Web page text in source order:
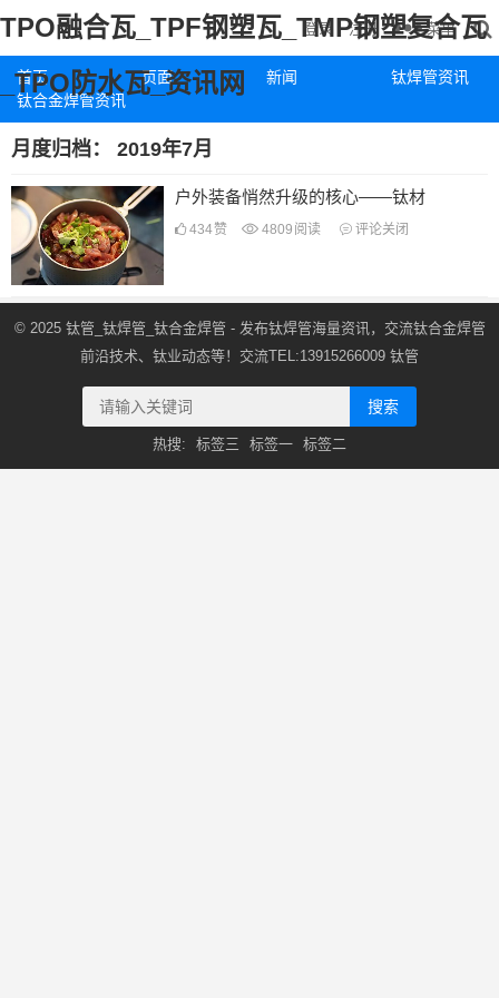
TPO融合瓦_TPF钢塑瓦_TMP钢塑复合瓦
_TPO防水瓦_资讯网
首页 页面 新闻
钛焊管资讯
钛合金焊管资讯
登录 注册 菜单
月度归档： 2019年7月
户外装备悄然升级的核心——钛材
434赞 4809 阅读 评论关闭
© 2025 钛管_钛焊管_钛合金焊管 - 发布钛焊管海量资讯，交流钛合金焊管
前沿技术、钛业动态等！交流TEL:13915266009 钛管
搜索
热搜: 标签三 标签一 标签二